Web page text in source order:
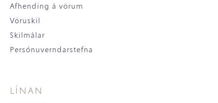
Afhending á vörum
Vöruskil
Skilmálar
Persónuverndarstefna
LÍNAN